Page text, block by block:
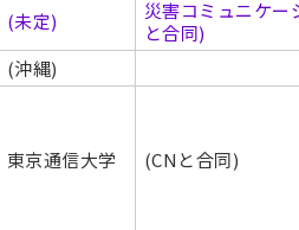
(未定)
災害コミュニケ
と合同)
(沖縄)
東京通信大学 (CNと合同)